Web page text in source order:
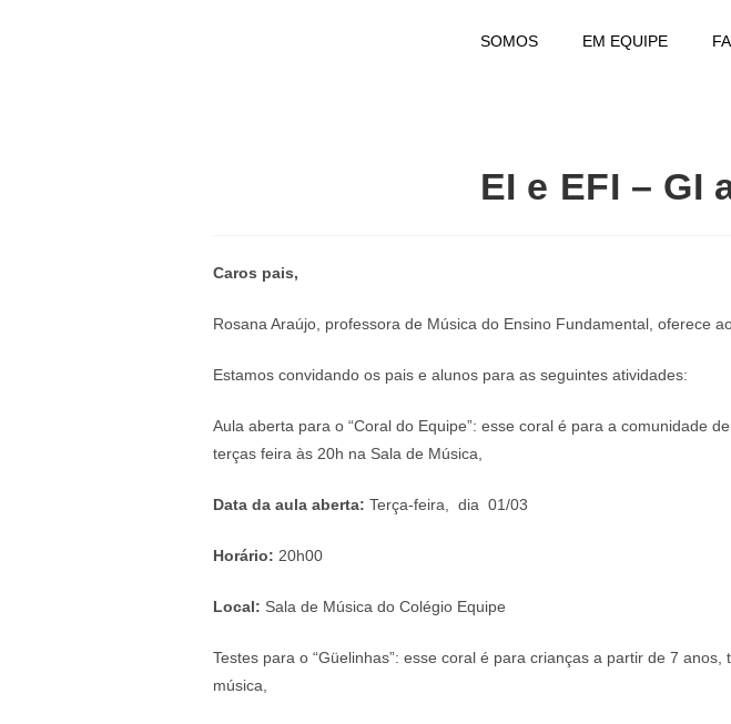
SOMOS EM EQUIPE
EI e EFI – GI
Caros pais,
Rosana Araújo, professora de Música do Ensino Fundamental, oferece
Estamos convidando os pais e alunos para as seguintes atividades:
Aula aberta para o “Coral do Equipe”: esse coral é para a comunidade
terças feira às 20h na Sala de Música,
Data da aula aberta: Terça-feira, dia 01/03
Horário: 20h00
Local: Sala de Música do Colégio Equipe
Testes para o “Güelinhas”: esse coral é para crianças a partir de 7
música,